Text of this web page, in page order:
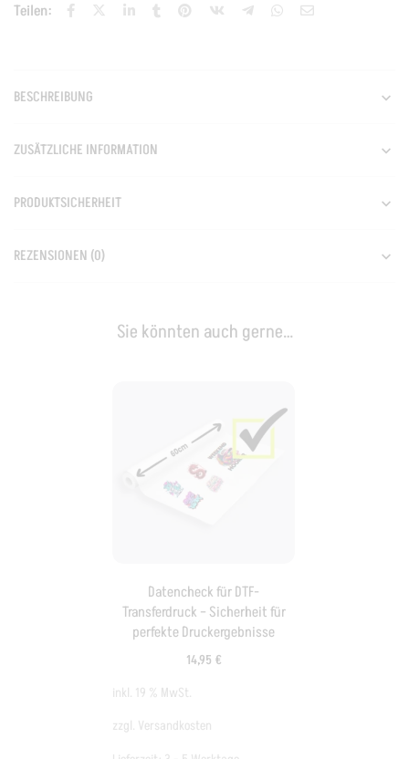
Teilen:
BESCHREIBUNG
ZUSÄTZLICHE INFORMATION
PRODUKTSICHERHEIT
REZENSIONEN (0)
Sie könnten auch gerne…
Datencheck für DTF-
Transferdruck – Sicherheit für
perfekte Druckergebnisse
14,95 €
inkl. 19 % MwSt.
zzgl. Versandkosten